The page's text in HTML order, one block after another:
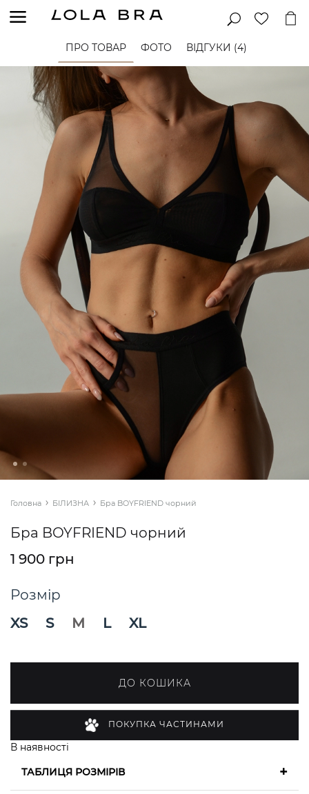
ПРО ТОВАР ФОТО ВІДГУКИ (4)
Головна БІЛИЗНА Бра BOYFRIEND чорний
Бра BOYFRIEND чорний
1 900 грн
Розмір
XS
S M L XL
ДО КОШИКА
ПОКУПКА ЧАСТИНАМИ
В наявності
ТАБЛИЦЯ РОЗМІРІВ
+